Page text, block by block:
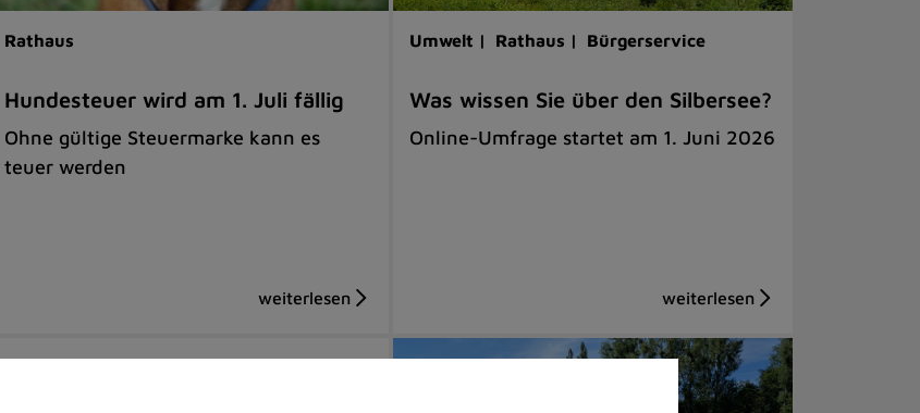
Rathaus
Hundesteuer wird am 1. Juli fällig
Ohne gültige Steuermarke kann es
teuer werden
Umwelt | Rathaus | Bürgerservice
Was wissen Sie über den Silbersee?
Online-Umfrage startet am 1. Juni 2026